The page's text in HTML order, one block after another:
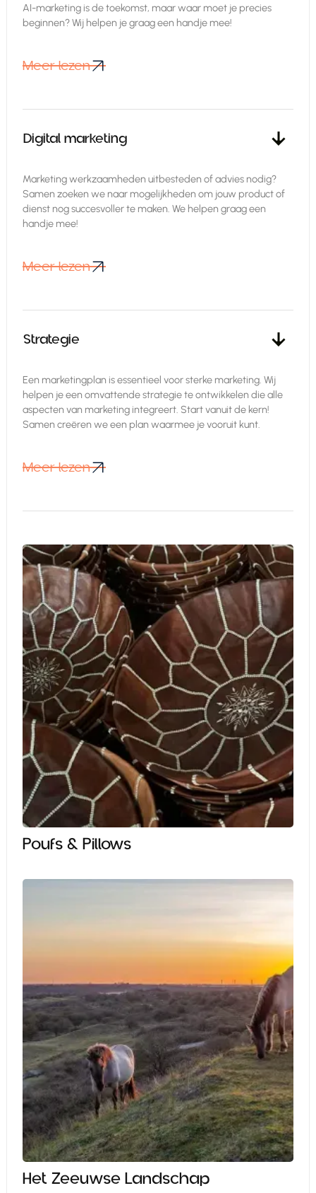
AI-marketing is de toekomst, maar waar moet je precies
beginnen? Wij helpen je graag een handje mee!
Meer lezen
Digital marketing
Marketing werkzaamheden uitbesteden of advies nodig?
Samen zoeken we naar mogelijkheden om jouw product of
dienst nog succesvoller te maken. We helpen graag een
handje mee!
Meer lezen
Strategie
Een marketingplan is essentieel voor sterke marketing. Wij
helpen je een omvattende strategie te ontwikkelen die alle
aspecten van marketing integreert. Start vanuit de kern!
Samen creëren we een plan waarmee je vooruit kunt.
Meer lezen
Poufs & Pillows
Het Zeeuwse Landschap